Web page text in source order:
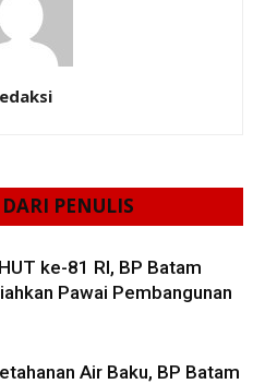
DARI PENULIS
ke-81 RI, BP Batam
Pawai Pembangunan
Air Baku, BP Batam